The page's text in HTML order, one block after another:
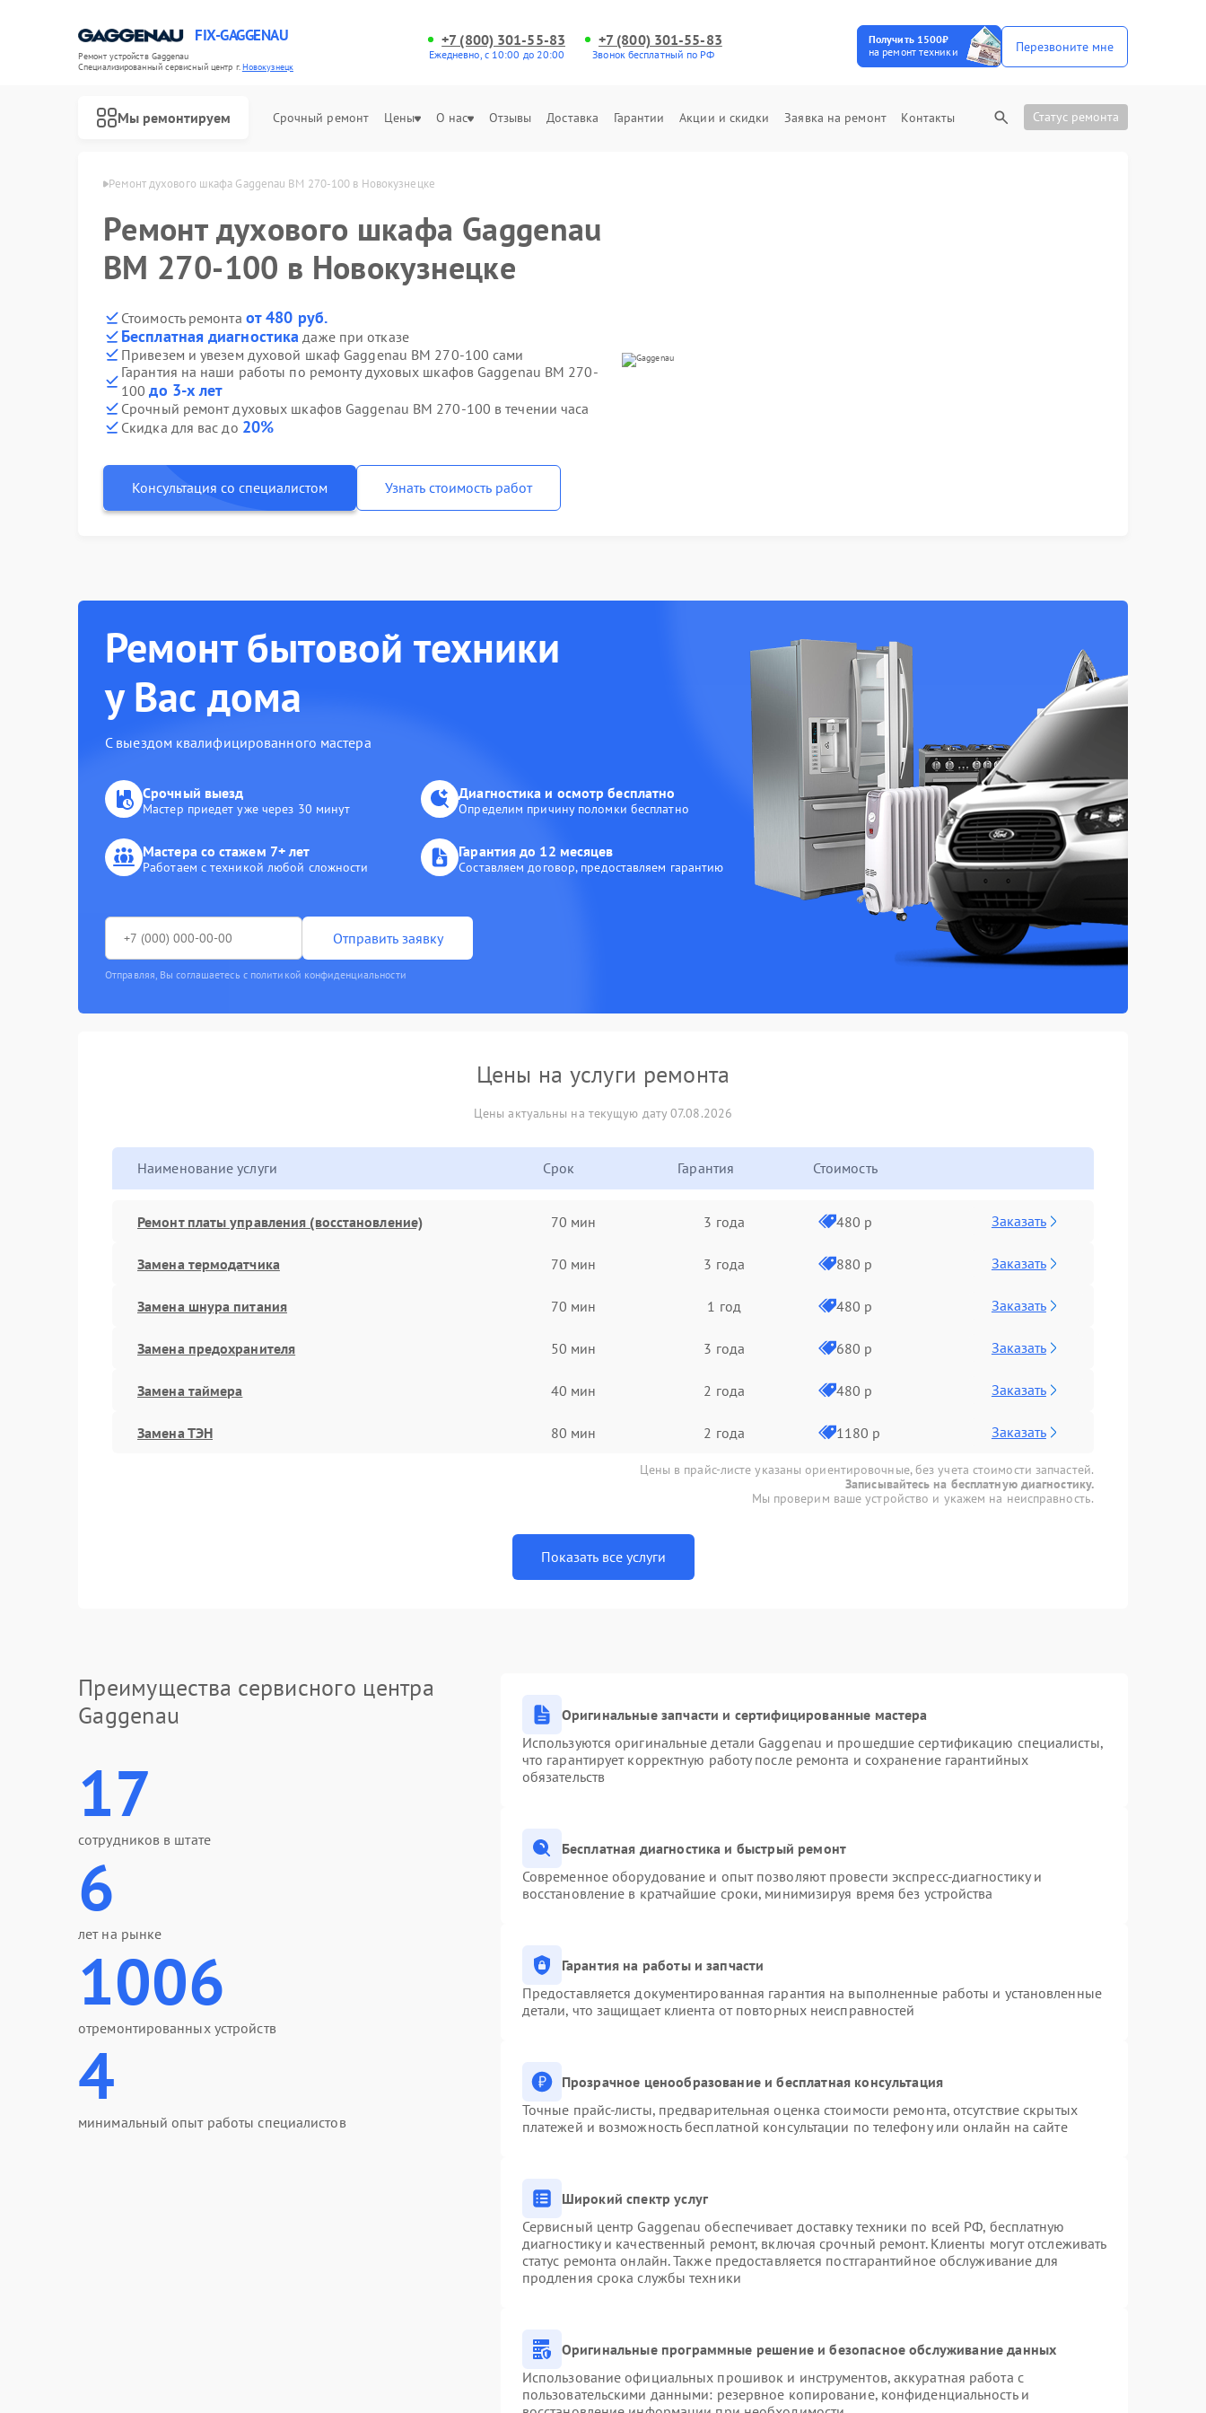
FIX-GAGGENAU
Ремонт устройств Gaggenau
Специализированный cервисный центр г.Новокузнецк
+7 (800) 301-55-83
Ежедневно, с 10:00 до 20:00
+7 (800) 301-55-83
Звонок бесплатный по РФ
Получить 1500₽
на ремонт техники
Перезвоните мне
Мы ремонтируем Срочный ремонт Цены О нас Отзывы Доставка Гарантии Акции и скидки Заявка на ремонт Контакты Статус ремонта
в Новокузнецке Ремонт духового шкафа Gaggenau BM 270-100 в Новокузнецке
Ремонт духового шкафа Gaggenau
BM 270-100 в Новокузнецке
Стоимость ремонта от 480 руб.
Бесплатная диагностика даже при отказе
Привезем и увезем духовой шкаф Gaggenau BM 270-100 сами
Гарантия на наши работы по ремонту духовых шкафов Gaggenau BM 270-
100до 3-х лет
Срочный ремонт духовых шкафов Gaggenau BM 270-100 в течении часа
Скидка для вас до 20%
Консультация со специалистом Узнать стоимость работ
Ремонт бытовой техники
у Вас дома
С выездом квалифицированного мастера
Срочный выезд
Мастер приедет уже через 30 минут
Диагностика и осмотр бесплатно
Определим причину поломки бесплатно
Мастера со стажем 7+ лет
Работаем с техникой любой сложности
Гарантия до 12 месяцев
Составляем договор, предоставляем гарантию
Отправить заявку
Отправляя, Вы соглашаетесь с политикой конфиденциальности
Цены на услуги ремонта
Цены актуальны на текущую дату 07.08.2026
Наименование услуги Срок Гарантия Стоимость
Ремонт платы управления (восстановление) 70 мин 3 года 480 р Заказать
Замена термодатчика 70 мин 3 года 880 р Заказать
Замена шнура питания 70 мин 1 год 480 р Заказать
Замена предохранителя 50 мин 3 года 680 р Заказать
Замена таймера 40 мин 2 года 480 р Заказать
Замена ТЭН 80 мин 2 года 1180 р Заказать
Цены в прайс-листе указаны ориентировочные, без учета стоимости запчастей.
Записывайтесь на бесплатную диагностику.
Мы проверим ваше устройство и укажем на неисправность.
Показать все услуги
Преимущества сервисного центра
Gaggenau
17
сотрудников в штате
6
лет на рынке
1006
отремонтированных устройств
4
минимальный опыт работы специалистов
Оригинальные запчасти и сертифицированные мастера
Используются оригинальные детали Gaggenau и прошедшие сертификацию специалисты,
что гарантирует корректную работу после ремонта и сохранение гарантийных
обязательств
Бесплатная диагностика и быстрый ремонт
Современное оборудование и опыт позволяют провести экспресс-диагностику и
восстановление в кратчайшие сроки, минимизируя время без устройства
Гарантия на работы и запчасти
Предоставляется документированная гарантия на выполненные работы и установленные
детали, что защищает клиента от повторных неисправностей
Прозрачное ценообразование и бесплатная консультация
Точные прайс-листы, предварительная оценка стоимости ремонта, отсутствие скрытых
платежей и возможность бесплатной консультации по телефону или онлайн на сайте
Широкий спектр услуг
Сервисный центр Gaggenau обеспечивает доставку техники по всей РФ, бесплатную
диагностику и качественный ремонт, включая срочный ремонт. Клиенты могут отслеживать
статус ремонта онлайн. Также предоставляется постгарантийное обслуживание для
продления срока службы техники
Оригинальные программные решение и безопасное обслуживание данных
Использование официальных прошивок и инструментов, аккуратная работа с
пользовательскими данными: резервное копирование, конфиденциальность и